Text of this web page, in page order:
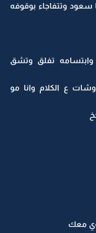
وتتفاجاء بوقوفه
تفلق وتشق
ع الكلام وانا مو